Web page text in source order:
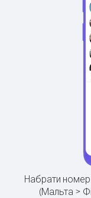
Набрати номер
(Мальта >